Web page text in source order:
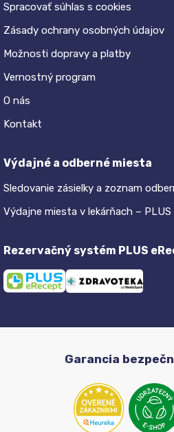
Spracovať súhlas s cookies
Zásady ochrany osobných údajov
Možnosti dopravy a platby
Vernostný program
O nás
Kontakt
Výdajné a odberné miesta
Sledovanie zásielky a zoznam
Výdajne miesta v lekárňach – PLUS
Rezervačný systém PLUS
Garancia